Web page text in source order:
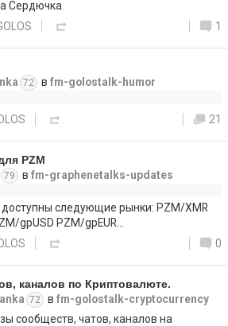
Сердючка
1
72 в fm-golostalk-humor
21
PZM
79 в fm-graphenetalks-updates
доступны следующие рынки: PZM/XMR
gpUSD PZM/gpEUR…
0
каналов по Криптовалюте.
72 в fm-golostalk-cryptocurrency
сообществ, чатов, каналов на